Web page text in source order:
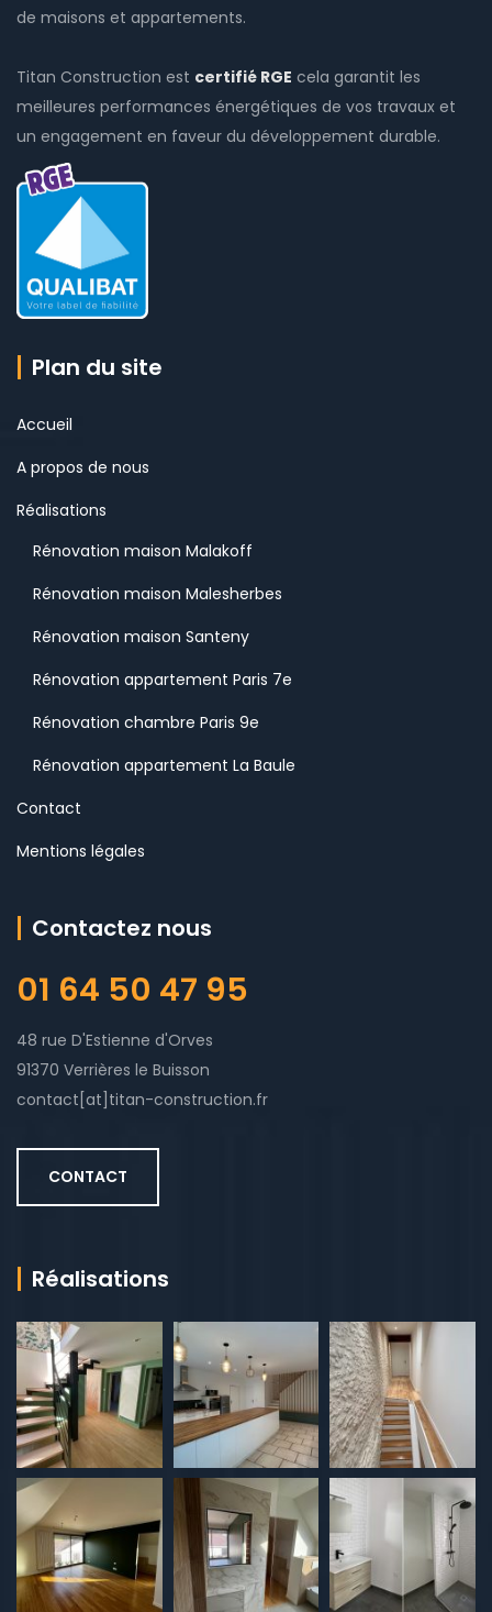
de maisons et appartements.
Titan Construction est certifié RGE cela garantit les
meilleures performances énergétiques de vos travaux et
un engagement en faveur du développement durable.
Plan du site
Accueil
A propos de nous
Réalisations
Rénovation maison Malakoff
Rénovation maison Malesherbes
Rénovation maison Santeny
Rénovation appartement Paris 7e
Rénovation chambre Paris 9e
Rénovation appartement La Baule
Contact
Mentions légales
Contactez nous
01 64 50 47 95
48 rue D'Estienne d'Orves
91370 Verrières le Buisson
contact[at]titan-construction.fr
CONTACT
Réalisations